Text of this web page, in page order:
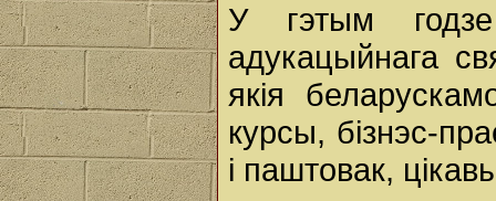
У гэтым
адукацыйнага
якія
курсы, бізнэс-
і паштовак,